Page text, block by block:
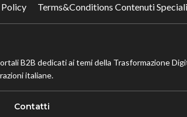
Terms&Conditions Contenuti
B2B dedicati ai temi della Trasformazione
italiane.
Contatti